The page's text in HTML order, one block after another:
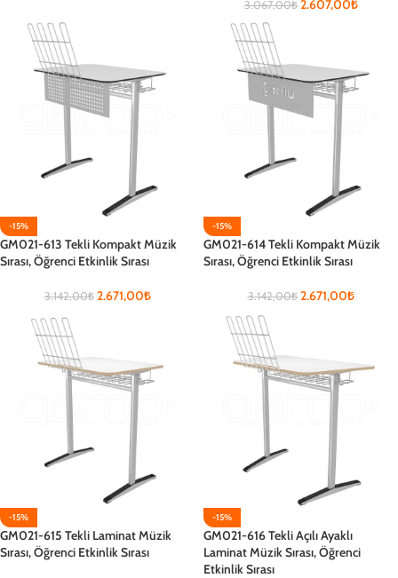
3.067,00₺ 2.607,00₺
-15%
GM021-613 Tekli Kompakt Müzik
Sırası, Öğrenci Etkinlik Sırası
3.142,00₺ 2.671,00₺
-15%
GM021-614 Tekli Kompakt Müzik
Sırası, Öğrenci Etkinlik Sırası
3.142,00₺ 2.671,00₺
-15%
GM021-615 Tekli Laminat Müzik
Sırası, Öğrenci Etkinlik Sırası
-15%
GM021-616 Tekli Açılı Ayaklı
Laminat Müzik Sırası, Öğrenci
Etkinlik Sırası